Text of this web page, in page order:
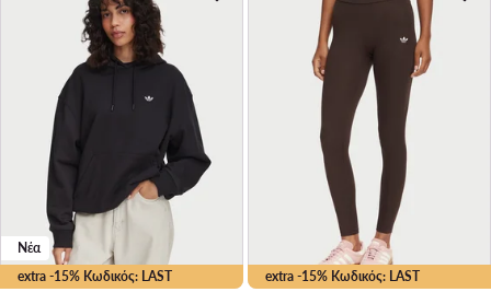
extra -15% Κωδικός: LAST
Νέα
extra -15% Κωδικός: LAST